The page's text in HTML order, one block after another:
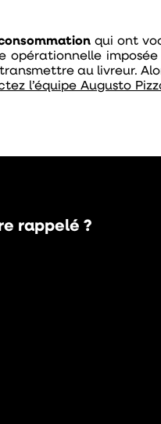
qui ont
opérationnelle
au livreur.
l’équipe Augusto
rappelé ?